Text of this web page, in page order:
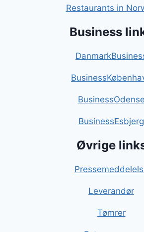
Restaurants in
Business
BusinessOdense
BusinessEsbjerg
Øvrige
Leverandør
Tømrer